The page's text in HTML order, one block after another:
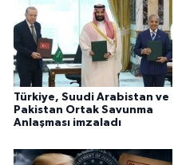
Türkiye, Suudi Arabistan ve
Pakistan Ortak Savunma
Anlaşması imzaladı